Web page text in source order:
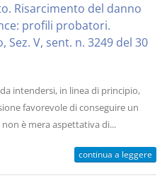
Risarcimento del danno
profili probatori.
Sez. V, sent. n. 3249 del 30
intendersi, in linea di principio,
favorevole di conseguire un
è mera aspettativa di...
continua a leggere